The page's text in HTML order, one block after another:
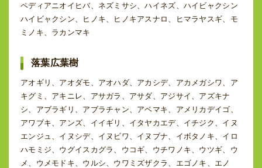
ペディアニオイヒバ、ネズミサシ、ハイネズ、ハイビャクシン
ハイビャクシン、ヒノキ、ヒノキアスナロ、ヒマラヤスギ、モ
ミノキ、ラカンマキ
落葉広葉樹
アオギリ、アオダモ、アオハダ、アカシデ、アカメガシワ、ア
キグミ、アキニレ、アサガラ、アサダ、アジサイ、アズキナ
シ、アブラギリ、アブラチャン、アベマキ、アメリカデイゴ、
アワブキ、アンズ、イイギリ、イタヤカエデ、イチジク、イヌ
エンジュ、イヌシデ、イヌビワ、イヌブナ、イボタノキ、イロ
ハモミジ、ウグイスカグラ、ウコギ、ウチワノキ、ウツギ、ウ
メ、ウメモドキ、ウルシ、ウワミズザクラ、エゴノキ、エノ